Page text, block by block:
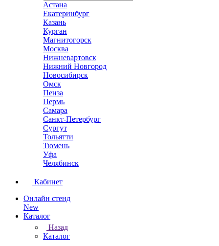
Астана
Екатеринбург
Казань
Курган
Магнитогорск
Москва
Нижневартовск
Нижний Новгород
Новосибирск
Омск
Пенза
Пермь
Самара
Санкт-Петербург
Сургут
Тольятти
Тюмень
Уфа
Челябинск
Кабинет
Онлайн стенд
New
Каталог
Назад
Каталог